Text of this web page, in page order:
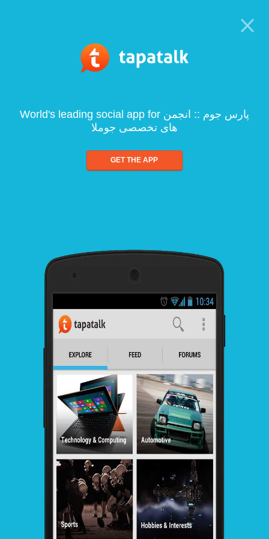
World's leading social app for پارس جوم :: انجمن
های تخصصی جوملا
GET THE APP